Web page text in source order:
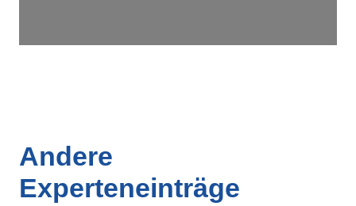
Andere
Experteneinträge